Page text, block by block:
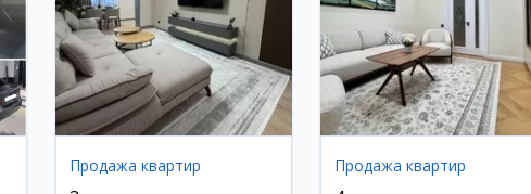
Продажа квартир Продажа квартир